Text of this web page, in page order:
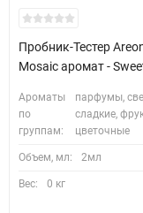
Кожні 1500₴ чеку = 1
Пробник-Тестер
Mosaic аромат -
Ароматы
по
группам:
парфумы,
сладкие,
цветочные
Объем, мл: 2мл
Вес: 0 кг